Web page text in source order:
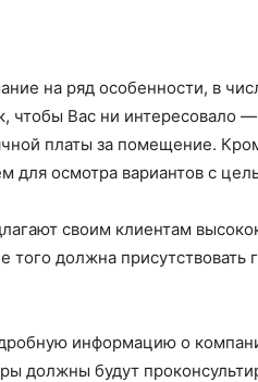
на ряд особенности, в
Вас ни интересовало
платы за помещение.
для осмотра вариантов с
своим клиентам
должна присутствовать
информацию о
должны будут